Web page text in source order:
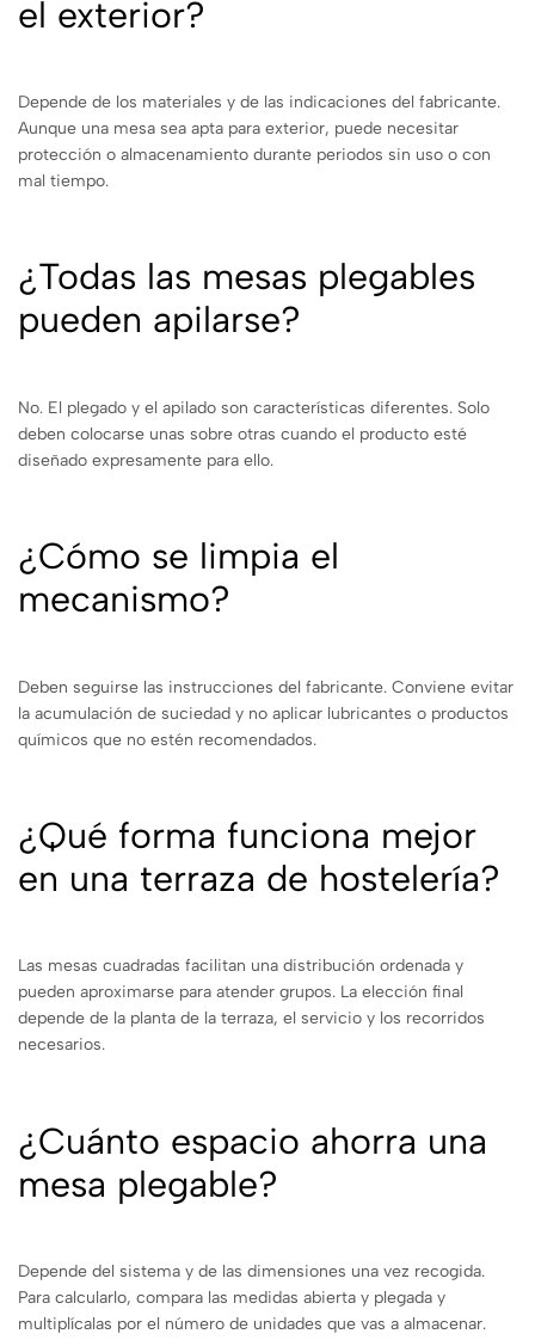
el exterior?
Depende de los materiales y de las indicaciones del fabricante.
Aunque una mesa sea apta para exterior, puede necesitar
protección o almacenamiento durante periodos sin uso o con
mal tiempo.
¿Todas las mesas plegables
pueden apilarse?
No. El plegado y el apilado son características diferentes. Solo
deben colocarse unas sobre otras cuando el producto esté
diseñado expresamente para ello.
¿Cómo se limpia el
mecanismo?
Deben seguirse las instrucciones del fabricante. Conviene evitar
la acumulación de suciedad y no aplicar lubricantes o productos
químicos que no estén recomendados.
¿Qué forma funciona mejor
en una terraza de hostelería?
Las mesas cuadradas facilitan una distribución ordenada y
pueden aproximarse para atender grupos. La elección final
depende de la planta de la terraza, el servicio y los recorridos
necesarios.
¿Cuánto espacio ahorra una
mesa plegable?
Depende del sistema y de las dimensiones una vez recogida.
Para calcularlo, compara las medidas abierta y plegada y
multiplícalas por el número de unidades que vas a almacenar.